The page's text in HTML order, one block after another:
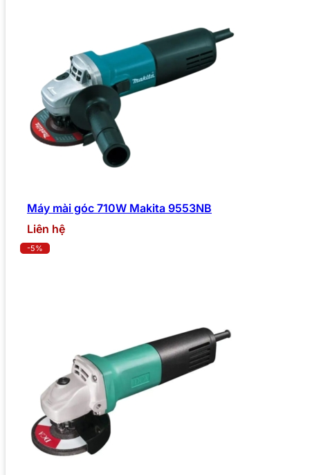
Máy mài góc 710W Makita 9553NB
Liên hệ
-5%